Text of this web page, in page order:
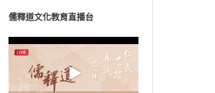
儒釋道文化教育直播台